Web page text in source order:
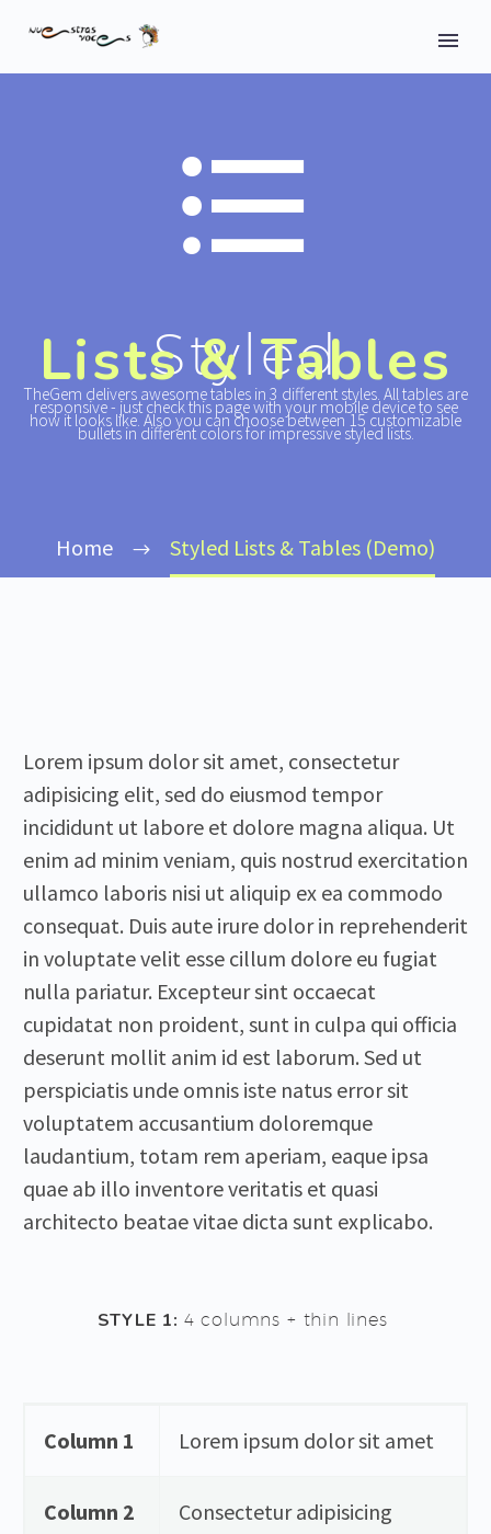


Styled
Lists & Tables
TheGem delivers awesome tables in 3 different styles. All tables are
responsive - just check this page with your mobile device to see
how it looks like. Also you can choose between 15 customizable
bullets in different colors for impressive styled lists.
Home Styled Lists & Tables (Demo)
Lorem ipsum dolor sit amet, consectetur
adipisicing elit, sed do eiusmod tempor
incididunt ut labore et dolore magna aliqua. Ut
enim ad minim veniam, quis nostrud exercitation
ullamco laboris nisi ut aliquip ex ea commodo
consequat. Duis aute irure dolor in reprehenderit
in voluptate velit esse cillum dolore eu fugiat
nulla pariatur. Excepteur sint occaecat
cupidatat non proident, sunt in culpa qui officia
deserunt mollit anim id est laborum. Sed ut
perspiciatis unde omnis iste natus error sit
voluptatem accusantium doloremque
laudantium, totam rem aperiam, eaque ipsa
quae ab illo inventore veritatis et quasi
architecto beatae vitae dicta sunt explicabo.
STYLE 1: 4 columns + thin lines
Column 1 Lorem ipsum dolor sit amet
Column 2 Consectetur adipisicing